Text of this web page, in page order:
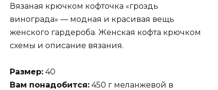
Вязаная крючком кофточка «гроздь
винограда» — модная и красивая вещь
женского гардероба. Женская кофта крючком
схемы и описание вязания.
Размер: 40
Вам понадобится: 450 г меланжевой в